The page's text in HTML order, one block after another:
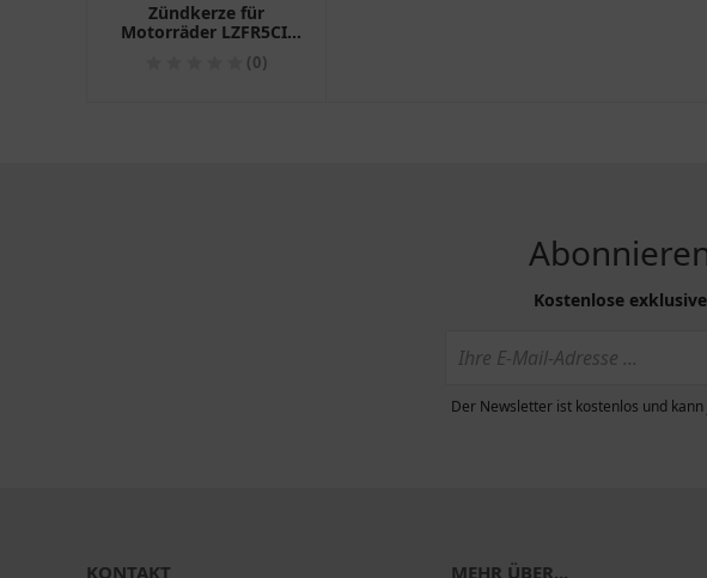
Zündkerze für
Motorräder LZFR5CI-
(0)
Kostenlose
Der Newsletter ist kostenlos und
KONTAKT MEHR ÜBER...